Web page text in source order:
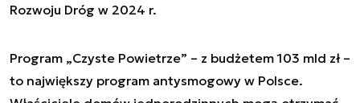
Rozwoju Dróg w 2024 r.
Program „Czyste Powietrze” – z budżetem 103 mld zł –
to największy program antysmogowy w Polsce.